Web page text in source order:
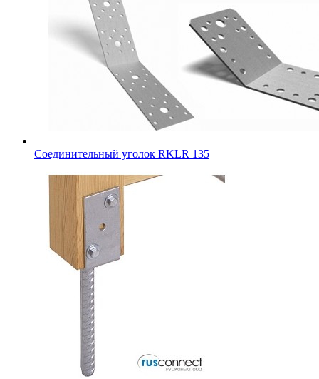
Соединительный уголок RKLR 135